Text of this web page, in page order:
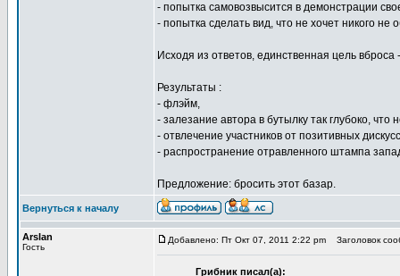
- попытка самовозвысится в демонстрации
- попытка сделать вид, что не хочет никого не
Исходя из ответов, единственная цель
Результаты :
- флэйм,
- залезание автора в бутылку так глубоко,
- отвлечение участников от позитивных
- распространение отравленного штампа
Предложение: бросить этот базар.
Вернуться к началу
Arslan
Гость
Добавлено: Пт Окт 07, 2011 2:22 pm Заголовок
Грибник писал(а):